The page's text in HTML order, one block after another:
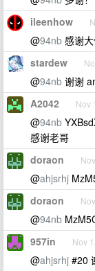
ileenhow
@94nb 感谢
stardew
@94nb 谢谢
A2042 Nov
@94nb
感谢老哥
doraon
@ahjsrhj
doraon
@94nb
957in Nov
@ahjsrhj #20